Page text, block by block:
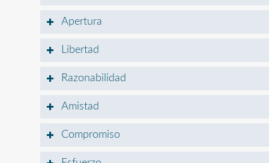
Apertura
Libertad
Razonabilidad
Amistad
Compromiso